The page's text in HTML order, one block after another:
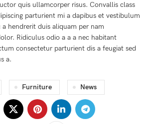
quis ullamcorper risus. Convallis class
parturient mi a dapibus et vestibulum
a hendrerit duis aliquam per nam
Ridiculus odio a a a nec habitant
consectetur parturient dis a feugiat sed
a.
Furniture News